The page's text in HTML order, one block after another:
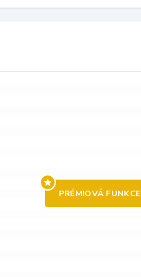
PRÉMIOVÁ FUNKCE